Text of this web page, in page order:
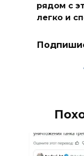
рядом с
легко и